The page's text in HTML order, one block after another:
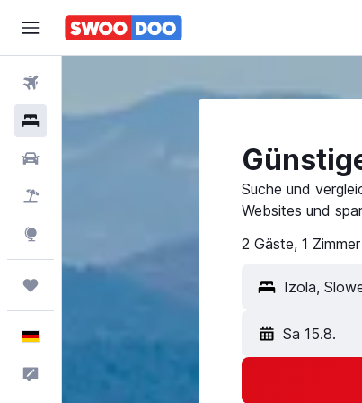
Hotels
Suche und
Websites und
2 Gäste, 1 Zimmer
Sa 15.8.